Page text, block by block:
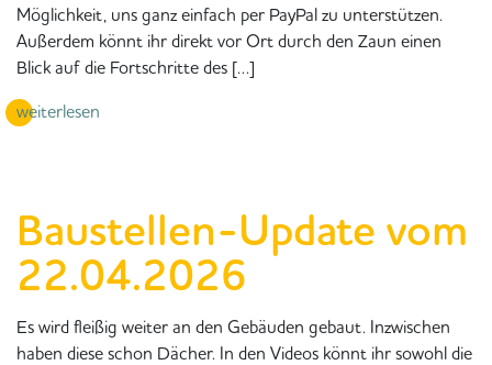
Möglichkeit, uns ganz einfach per PayPal zu unterstützen.
Außerdem könnt ihr direkt vor Ort durch den Zaun einen
Blick auf die Fortschritte des […]
weiterlesen
Baustellen-Update vom
22.04.2026
Es wird fleißig weiter an den Gebäuden gebaut. Inzwischen
haben diese schon Dächer. In den Videos könnt ihr sowohl die